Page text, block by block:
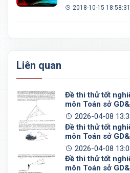
2018-10-15 18:58:31
Liên quan
Đề thi thử tốt
môn Toán sở
2026-04-08
Đề thi thử tốt
môn Toán sở
2026-04-08
Đề thi thử tốt
môn Toán sở